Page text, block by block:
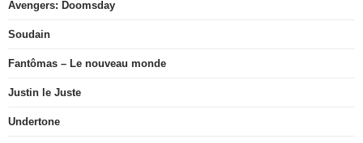
Avengers: Doomsday
Soudain
Fantômas – Le nouveau monde
Justin le Juste
Undertone